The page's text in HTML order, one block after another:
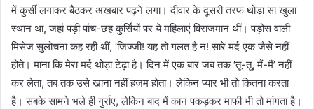
में कुर्सी लगाकर बैठकर अखबार पढ़ने लगा। दीवार के दूसरी तरफ थोड़ा सा खुला
स्थान था, जहां पड़ी पांच-छह कुर्सियों पर ये महिलाएं विराजमान थीं। पड़ोस वाली
मिसेज सुलोचना कह रही थीं, ‘जिज्जी! यह तो गलत है न! सारे मर्द एक जैसे नहीं
होते। माना कि मेरा मर्द थोड़ा टेढ़ा है। दिन में एक बार जब तक ‘तू-तू, मैं-मैं’ नहीं
कर लेता, तब तक उसे खाना नहीं हजम होता। लेकिन प्यार भी तो कितना करता
है। सबके सामने भले ही गुर्राए, लेकिन बाद में कान पकड़कर माफी भी तो मांगता है।